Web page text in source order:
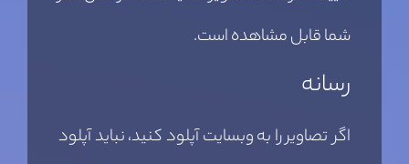
شما قابل مشاهده است.
رسانه
اگر تصاویر را به وبسایت آپلود کنید، نباید آپلود